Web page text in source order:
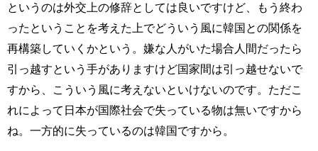
というのは外交上の修辞としては良いですけど、もう終わ
ったということを考えた上でどういう風に韓国との関係を
再構築していくかという。嫌な人がいた場合人間だったら
引っ越すという手がありますけど国家間は引っ越せないで
すから、こういう風に考えないといけないのです。ただこ
れによって日本が国際社会で失っている物は無いですから
ね。一方的に失っているのは韓国ですから。